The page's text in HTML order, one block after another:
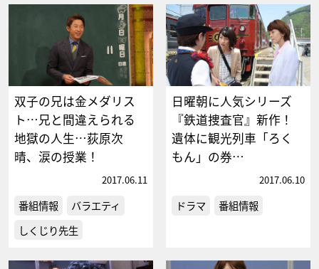
双子の兄は金メダリス
ト…兄と間違えられる
地獄の人生…荻原次
晴、涙の授業！
2017.06.11
番組情報
バラエティ
しくじり先生
日曜朝に人気シリーズ
『鉄道捜査官』新作！
遺体に観光列車「ろく
もん」の券…
2017.06.10
ドラマ 番組情報